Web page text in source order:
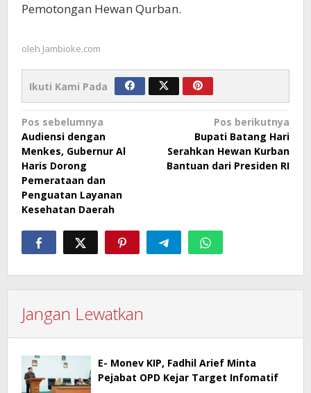
Pemotongan Hewan Qurban.
oleh Jambioke.com
Ikuti Kami Pada
Navigasi
pos
Pos sebelumnya
Audiensi dengan
Menkes, Gubernur Al
Haris Dorong
Pemerataan dan
Penguatan Layanan
Kesehatan Daerah
Pos berikutnya
Bupati Batang Hari
Serahkan Hewan Kurban
Bantuan dari Presiden RI
Jangan Lewatkan
E- Monev KIP, Fadhil Arief Minta
Pejabat OPD Kejar Target Infomatif